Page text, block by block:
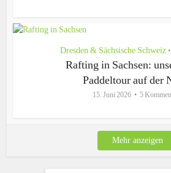
Dresden & Sächsische Schweiz •
Rafting in Sachsen:
Paddeltour auf der
15. Juni 2026 5
Mehr anzeigen